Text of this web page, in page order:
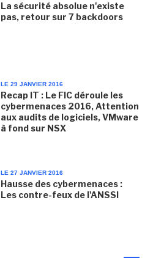
La sécurité absolue n'existe
pas, retour sur 7 backdoors
LE 29 JANVIER 2016
Recap IT : Le FIC déroule les
cybermenaces 2016, Attention
aux audits de logiciels, VMware
à fond sur NSX
LE 27 JANVIER 2016
Hausse des cybermenaces :
Les contre-feux de l'ANSSI